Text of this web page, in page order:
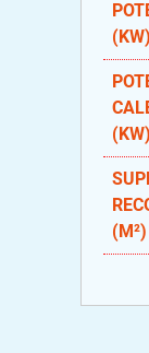
(KW)
(KW)
(M²)